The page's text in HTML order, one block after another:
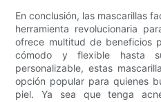
En conclusión, las mascarillas
herramienta revolucionaria
ofrece multitud de beneficios
cómodo y flexible hasta
personalizable, estas
opción popular para quienes
piel. Ya sea que tenga